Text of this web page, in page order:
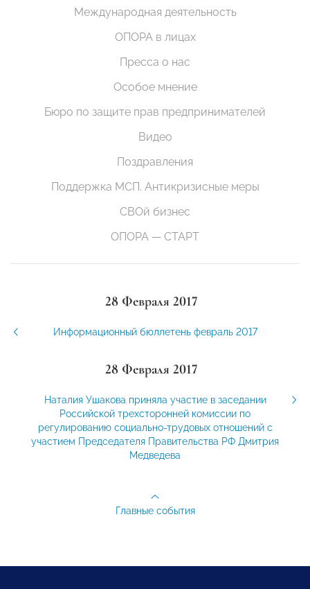
Международная деятельность
ОПОРА в лицах
Пресса о нас
Особое мнение
Бюро по защите прав предпринимателей
Видео
Поздравления
Поддержка МСП. Антикризисные меры
СВОй бизнес
ОПОРА — СТАРТ
28 Февраля 2017
Информационный бюллетень февраль 2017
28 Февраля 2017
Наталия Ушакова приняла участие в заседании
Российской трехсторонней комиссии по
регулированию социально-трудовых отношений с
участием Председателя Правительства РФ Дмитрия
Медведева
Главные события